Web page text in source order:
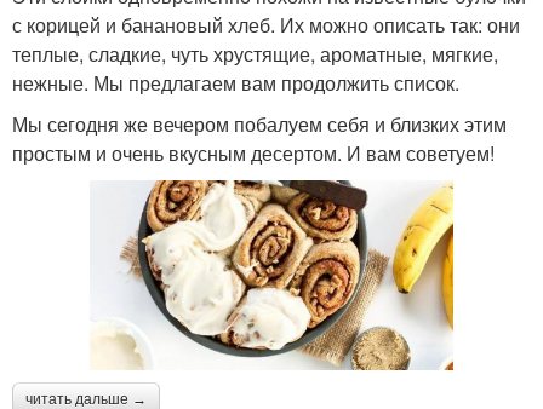
с корицей и банановый хлеб. Их можно описать так: они
теплые, сладкие, чуть хрустящие, ароматные, мягкие,
нежные. Мы предлагаем вам продолжить список.
Мы сегодня же вечером побалуем себя и близких этим
простым и очень вкусным десертом. И вам советуем!
читать дальше →